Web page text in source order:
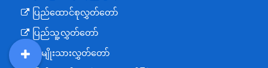
ပြည်ထောင်စုလွှတ်တော်
ပြည်သူ့လွှတ်တော်
အမျိုးသားလွှတ်တော်